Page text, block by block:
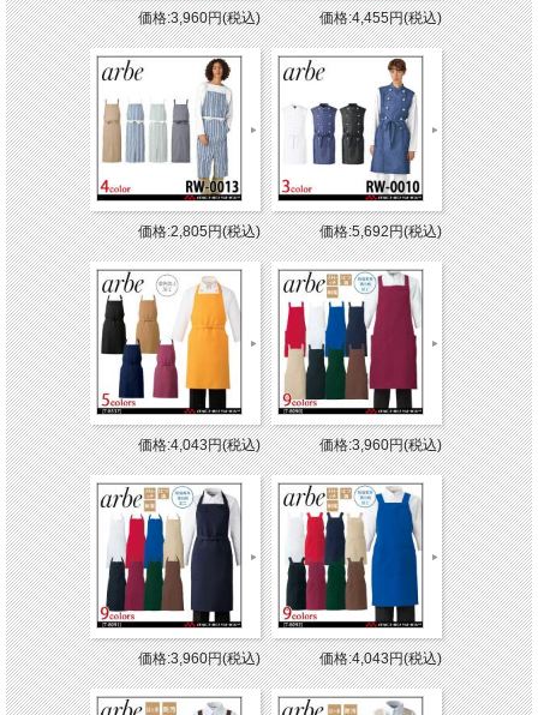
価格:3,960円(税込) 価格:4,455円(税込)
価格:2,805円(税込) 価格:5,692円(税込)
価格:4,043円(税込) 価格:3,960円(税込)
価格:3,960円(税込) 価格:4,043円(税込)